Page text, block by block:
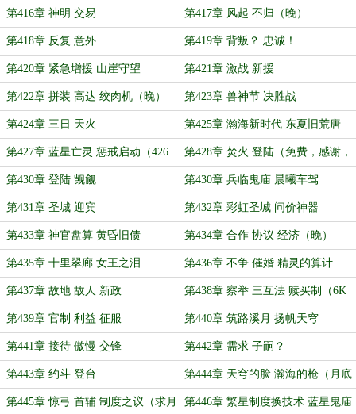
第416章 神明 交易 第417章 风起 不归（晚）
第418章 反复 意外 第419章 背叛？ 忠诚！
第420章 紧急增援 山崖守望 第421章 激战 新援
第422章 拼装 高达 绞肉机（晚） 第423章 兽神节 决胜战
第424章 三日 天火 第425章 瀚海新时代 东夏旧荒唐
第427章 蓝星亡灵 惩戒启动（426
章改了一天，晚晚晚）
第428章 焚火 登陆（免费，感谢，
求票）
第430章 登陆 觊觎 第430章 兵临鬼庙 晨曦车驾
第431章 圣城 迎宾 第432章 彩虹圣城 问价神器
第433章 神官盘算 黄昏旧债 第434章 合作 协议 经济（晚）
第435章 十里翠廊 女王之泪 第436章 不争 催婚 精灵的算计
（晚）
第437章 故地 故人 新政 第438章 察举 三互法 赎买制（6K
求月票）
第439章 官制 利益 征服 第440章 筑路溪月 扬帆天穹
第441章 接待 傲慢 交锋 第442章 需求 子嗣？
第443章 约斗 登台 第444章 天穹的脸 瀚海的枪（月底
了，求还没投的月票谢谢）
第445章 惊弓 首辅 制度之议（求月 第446章 繁星制度换技术 蓝星鬼庙